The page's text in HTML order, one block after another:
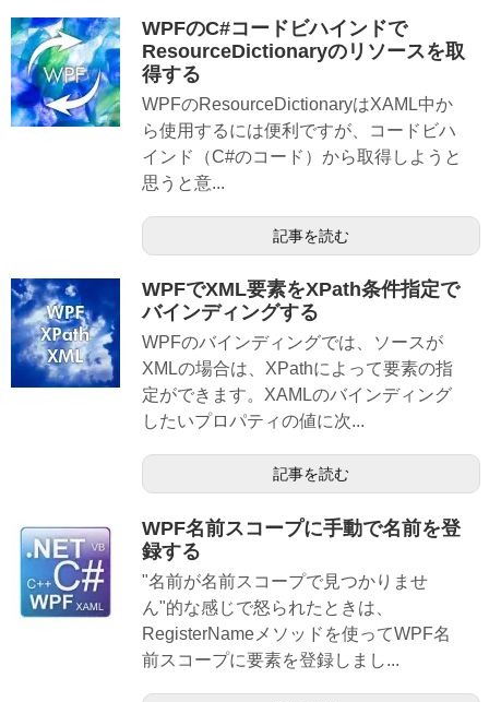
WPFのC#コードビハインドで
ResourceDictionaryのリソースを取
得する
WPFのResourceDictionaryはXAML中か
ら使用するには便利ですが、コードビハ
インド（C#のコード）から取得しようと
思うと意...
記事を読む
WPFでXML要素をXPath条件指定で
バインディングする
WPFのバインディングでは、ソースが
XMLの場合は、XPathによって要素の指
定ができます。XAMLのバインディング
したいプロパティの値に次...
記事を読む
WPF名前スコープに手動で名前を登
録する
"名前が名前スコープで見つかりませ
ん"的な感じで怒られたときは、
RegisterNameメソッドを使ってWPF名
前スコープに要素を登録しまし...